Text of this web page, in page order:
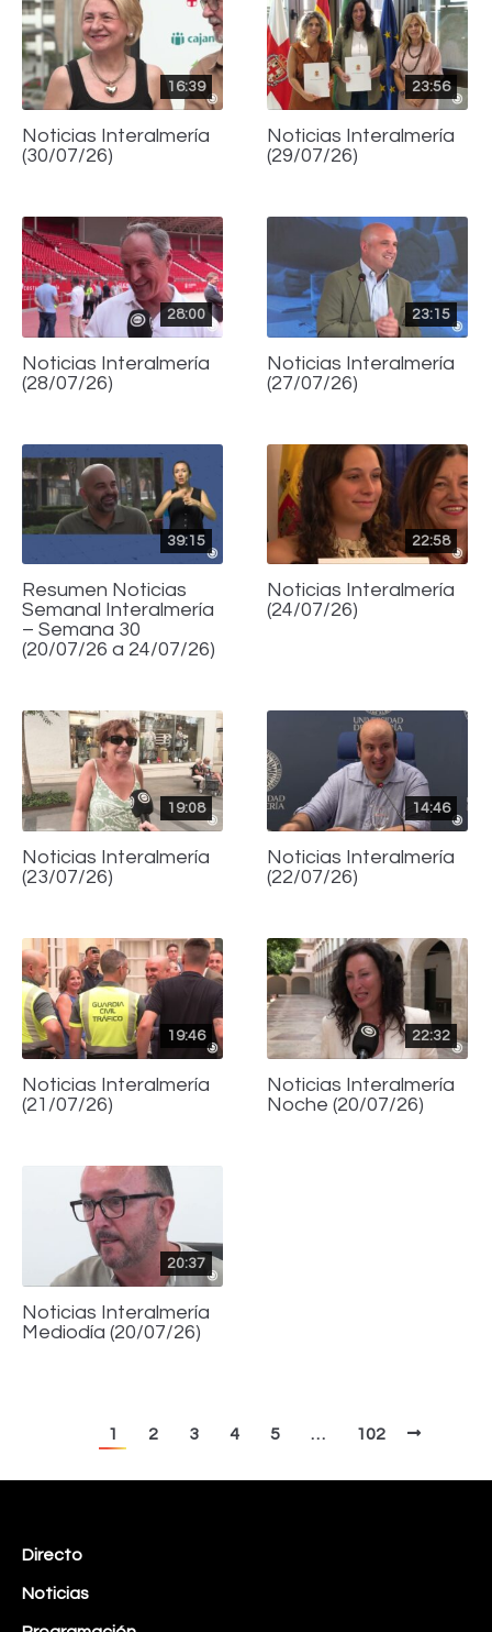
16:39
Noticias Interalmería
(30/07/26)
23:56
Noticias Interalmería
(29/07/26)
28:00
Noticias Interalmería
(28/07/26)
23:15
Noticias Interalmería
(27/07/26)
39:15
Resumen Noticias
Semanal Interalmería
– Semana 30
(20/07/26 a 24/07/26)
22:58
Noticias Interalmería
(24/07/26)
19:08
Noticias Interalmería
(23/07/26)
14:46
Noticias Interalmería
(22/07/26)
19:46
Noticias Interalmería
(21/07/26)
22:32
Noticias Interalmería
Noche (20/07/26)
20:37
Noticias Interalmería
Mediodía (20/07/26)
1 2 3 4 5 … 102
Directo
Noticias